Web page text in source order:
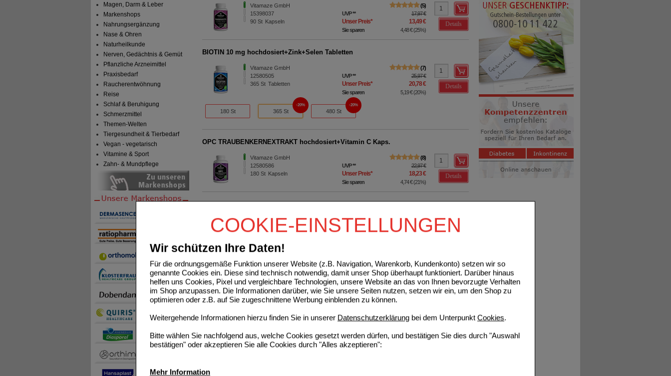
COOKIE-EINSTELLUNGEN
Wir schützen Ihre Daten!
Für die ordnungsgemäße Funktion unserer Website (z.B. Navigation, Warenkorb, Kundenkonto) setzen wir so
genannte Cookies ein. Diese sind technisch notwendig, damit unser Shop überhaupt funktioniert. Darüber hinaus
helfen uns Cookies, Pixel und vergleichbare Technologien, unsere Website an das von Ihnen bevorzugte Verhalten
im Shop anzupassen. Die Informationen darüber, wie Sie unsere Seiten nutzen, setzen wir ein, um den Shop zu
optimieren oder z.B. auf Sie zugeschnittene Werbung einblenden zu können.
Weitergehende Informationen hierzu finden Sie in unserer Datenschutzerklärung bei dem Unterpunkt Cookies.
Bitte wählen Sie nachfolgend aus, welche Cookies gesetzt werden dürfen, und bestätigen Sie dies durch "Auswahl
bestätigen" oder akzeptieren Sie alle Cookies durch "Alles akzeptieren":
Mehr Information
Magen, Darm & Leber
Markenshops
Nahrungsergänzung
Nase & Ohren
Naturheilkunde
Nerven, Gedächtnis & Gemüt
Pflanzliche Arzneimittel
Praxisbedarf
Raucherentwöhnung
Reise
Schlaf & Beruhigung
Schmerzmittel
Themen-Welten
Tiergesundheit & Tierbedarf
Vegan - vegetarisch
Vitamine & Sport
Zahn- & Mundpflege
Vitamaze GmbH
15398037
90St Kapseln
5
UVP** 17,97 €
Unser Preis* 13,49 €
Sie sparen 4,48 €(25%)
Details
BIOTIN 10 mg hochdosiert+Zink+Selen Tabletten
Vitamaze GmbH
12580505
365St Tabletten
7
UVP** 25,97 €
Unser Preis* 20,78 €
Sie sparen 5,19 €(20%)
Details
180 St 365 St
20%
480 St
20%
OPC TRAUBENKERNEXTRAKT hochdosiert+Vitamin C Kaps.
Vitamaze GmbH
12580586
180St Kapseln
8
UVP** 22,97 €
Unser Preis* 18,23 €
Sie sparen 4,74 €(21%)
Details
MULTIVITAMIN KAPSELN hochdosiert
Vitamaze GmbH
14347753
3
19,97 €
VITAMIN B12 1000 µg hochdos.+B9+B6 vegan Tabletten
Vitamaze GmbH
13834758
180St Tabletten
20
UVP** 19,97 €
Unser Preis *
Vitamaze GmbH